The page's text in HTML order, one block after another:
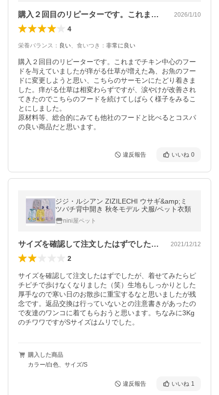
購入２回目のリピーターです。これまでチ… 2026/1/10
4
栄養バランス ： 良い、 食いつき ： 非常に良い
購入２回目のリピーターです。これまでチキン中心のフー
ドを与えていましたが痒がる仕草が増えた為、お魚のフー
ドに変更しようと思い、こちらのサーモンにたどり着きま
した。痒がる仕草は相変わらずですが、涙やけが改善され
てきたのでこちらのフードを続けてしばらく様子をみるこ
とにしました。
原材料等、総合的にみても他社のフードと比べるとコスパ
の良い商品だと思います。
違反報告 いいね 0
ジジ・ルシアン ZIZILECHI ウサギ&amp;ミ
ツバチ背中開き 秋冬モデル 犬服/ペット衣類
nini屋ペット
サイズを確認して注文したはずでしたが、… 2021/12/12
2
サイズを確認して注文したはずでしたが、着せてみたらピ
チピチで歩けなくなりました（笑）生地もしっかりとした
厚手なので寒い日のお散歩に重宝するなと思いましたが残
念です。返品交換は行っていないとの注意書きがあったの
で友達のワンコに着てもらおうと思います。ちなみに3Kg
のチワワですがSサイズはムリでした。
購入した商品
カラー/白色、サイズ/S
違反報告 いいね 1